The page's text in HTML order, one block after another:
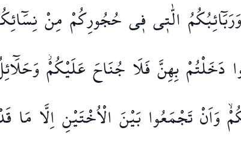
وَرَبَٓائِبُكُمُ الّٰت۪ي ف۪ي حُجُورِكُمْ مِنْ
دَخَلْتُمْبِهِنَّفَلَا جُنَاحَ عَلَيْكُمْۘ
وَاَنْتَجْمَعُوا بَيْنَ الْاُخْتَيْنِاِلَّا مَا